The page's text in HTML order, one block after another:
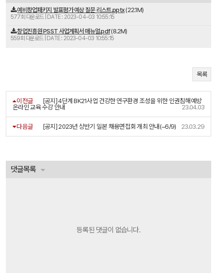
예비창업패키지 발표평가 예상 질문 리스트.pptx(22.1M)
577회 다운로드 | DATE : 2023-04-03 10:55:15
창업진흥원 PSST 사업계획서 매뉴얼.pdf(8.2M)
559회 다운로드 | DATE : 2023-04-03 10:55:15
목록
이전글
[공지] 4단계 BK21사업 건강한 연구환경 조성을 위한 인권침해예방
온라인 교육 수강 안내
23.04.03
다음글 [공지] 2023년 상반기 일본 채용면접회 개최 안내(~6/9) 23.03.29
댓글목록
등록된 댓글이 없습니다.